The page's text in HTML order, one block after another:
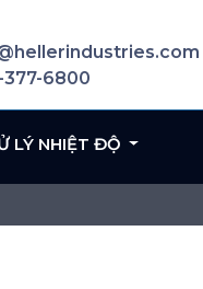
377-6800
LÝ NHIỆT ĐỘ